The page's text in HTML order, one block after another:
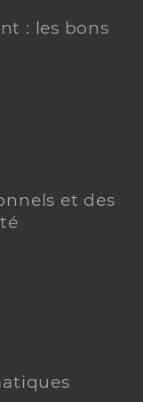
: les bons
et des